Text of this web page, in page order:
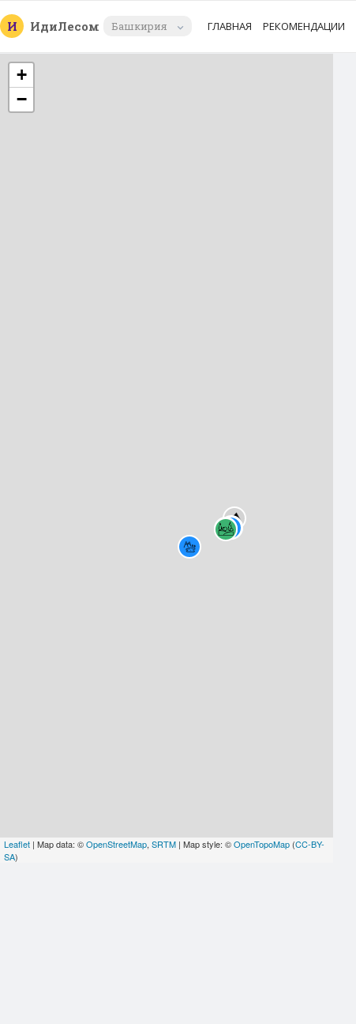
И ИдиЛесом Башкирия ГЛАВНАЯ РЕКОМЕНДАЦИИ
+
−
Leaflet | Map data: ©OpenStreetMap, SRTM | Map style: ©OpenTopoMap (CC-BY-
SA)